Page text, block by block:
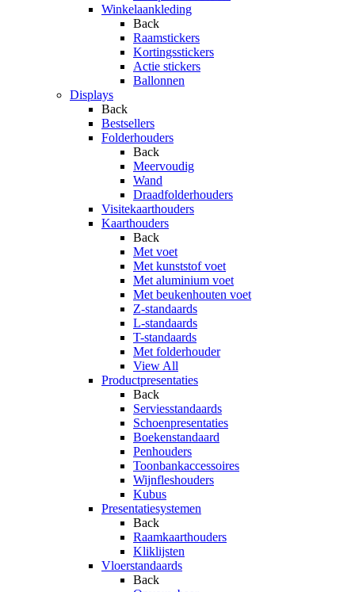
Winkelaankleding
Back
Raamstickers
Kortingsstickers
Actie stickers
Ballonnen
Displays
Back
Bestsellers
Folderhouders
Back
Meervoudig
Wand
Draadfolderhouders
Visitekaarthouders
Kaarthouders
Back
Met voet
Met kunststof voet
Met aluminium voet
Met beukenhouten voet
Z-standaards
L-standaards
T-standaards
Met folderhouder
View All
Productpresentaties
Back
Serviesstandaards
Schoenpresentaties
Boekenstandaard
Penhouders
Toonbankaccessoires
Wijnfleshouders
Kubus
Presentatiesystemen
Back
Raamkaarthouders
Kliklijsten
Vloerstandaards
Back